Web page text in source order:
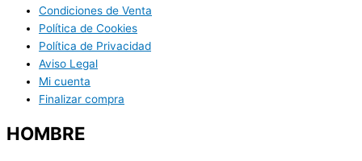
Condiciones de Venta
Política de Cookies
Política de Privacidad
Aviso Legal
Mi cuenta
Finalizar compra
HOMBRE